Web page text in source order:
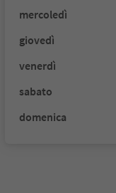
mercoledì
giovedì
venerdì
sabato
domenica